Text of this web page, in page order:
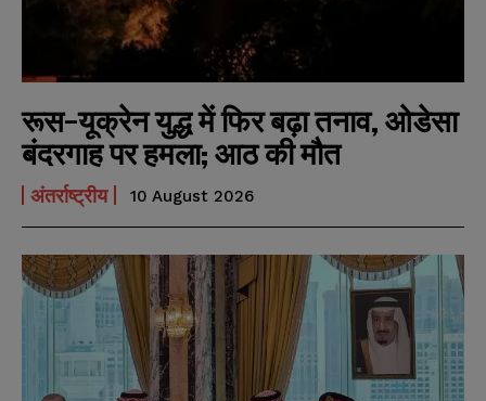
रूस-यूक्रेन युद्ध में फिर बढ़ा तनाव, ओडेसा
बंदरगाह पर हमला; आठ की मौत
अंतर्राष्ट्रीय 10 August 2026